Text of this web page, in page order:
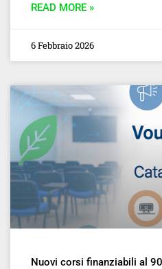
READ MORE »
6 Febbraio 2026
Nuovi corsi finanziabili al